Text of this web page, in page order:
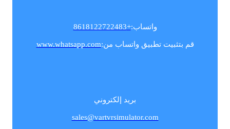
واتساب:+8618122722483
قم بتثبيت تطبيق واتساب من:www.whatsapp.com
بريد إلكتروني
sales@vartvrsimulator.com